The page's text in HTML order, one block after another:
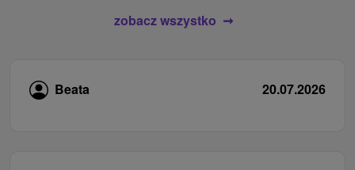
zobacz wszystko
Beata 20.07.2026